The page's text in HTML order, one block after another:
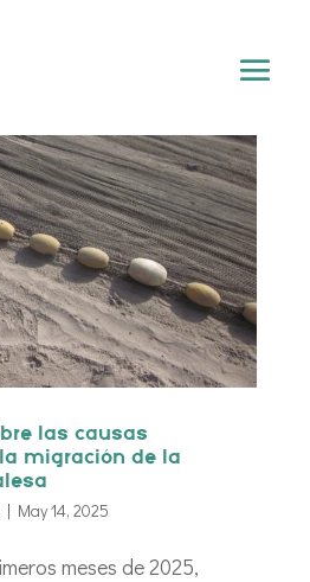
las causas
migración de la
| May 14, 2025
meses de 2025,